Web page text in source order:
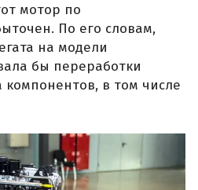
мотор по
По его словам,
на модели
бы переработки
компонентов, в том числе